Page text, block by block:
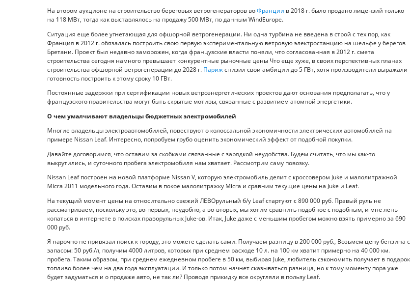
На втором аукционе на строительство береговых ветрогенераторов воФранции в 2018 г. было продано лицензий только
на 118 МВт, тогда как выставлялось на продажу 500 МВт, по данным WindEurope.
Ситуация еще более угнетающая для офшорной ветрогенерации. Ни одна турбина не введена в строй с тех пор, как
Франция в 2012 г. обязалась построить свою первую экспериментальную ветровую электростанцию на шельфе у берегов
Бретани. Проект был недавно заморожен, когда французские власти поняли, что согласованная в 2012 г. смета
строительства сегодня намного превышает конкурентные рыночные цены Что еще хуже, в своих перспективных планах
строительства офшорной ветрогенерации до 2028 г. Парижснизил свои амбиции до 5 ГВт, хотя производители выражали
готовность построить к этому сроку 10 ГВт.
Постоянные задержки при сертификации новых ветроэнергетических проектов дают основания предполагать, что у
французского правительства могут быть скрытые мотивы, связанные с развитием атомной энергетики.
О чем умалчивают владельцы бюджетных электромобилей
Многие владельцы электроавтомобилей, повествуют о колоссальной экономичности электрических автомобилей на
примере Nissan Leaf. Интересно, попробуем грубо оценить экономический эффект от подобной покупки.
Давайте договоримся, что оставим за скобками связанные с зарядкой неудобства. Будем считать, что мы как-то
выкрутились, и суточного пробега электромобиля нам хватает. Рассмотрим саму повозку.
Nissan Leaf построен на новой платформе Nissan V, которую электромобиль делит с кроссовером Juke и малолитражной
Micra 2011 модельного года. Оставим в покое малолитражку Micra и сравним текущие цены на Juke и Leaf.
На текущий момент цены на относительно свежий ЛЕВОрульный б/у Leaf стартуют с 890 000 руб. Правый руль не
рассматриваем, поскольку это, во-первых, неудобно, а во-вторых, мы хотим сравнить подобное с подобным, и мне лень
копаться в интернете в поисках праворульных Juke-ов. Итак, Juke даже с меньшим пробегом можно взять примерно за 690
000 руб.
Я нарочно не привязал поиск к городу, это можете сделать сами. Получаем разницу в 200 000 руб., Возьмем цену бензина с
запасом: 50 руб./л, получим 4000 литров, которых при среднем расходе 10 л. на 100 км хватит примерно на 40 000 км.
пробега. Таким образом, при среднем ежедневном пробеге в 50 км, выбирая Juke, любитель сэкономить получает в подарок
топливо более чем на два года эксплуатации. И только потом начнет сказываться разница, но к тому моменту пора уже
будет задуматься и о продаже авто, не так ли? Проводя прикидку все округляли в пользу Leaf.